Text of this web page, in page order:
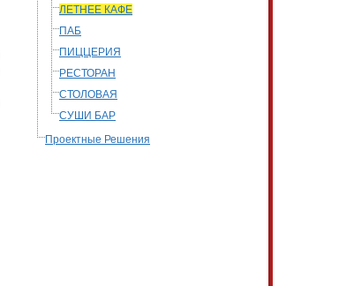
ЛЕТНЕЕ КАФЕ
ПАБ
ПИЦЦЕРИЯ
РЕСТОРАН
СТОЛОВАЯ
СУШИ БАР
Проектные Решения